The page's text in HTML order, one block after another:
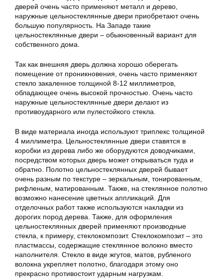
дверей очень часто применяют металл и дерево,
наружные цельностеклянные двери приобретают очень
большую популярность. На Западе такие
цельностеклянные двери – обыкновенный вариант для
собственного дома.
Так как внешняя дверь должна хорошо оберегать
помещение от проникновения, очень часто применяют
стекло закаленное толщиной 8-12 миллиметров,
обладающее очень высокой прочностью. Очень часто
наружные цельностеклянные двери делают из
противоударного или пулестойкого стекла.
В виде материала иногда используют триплекс толщиной
4 миллиметра. Цельностеклянные двери ставятся в
коробки из дерева либо же оборудуются доводчиками,
посредством которых дверь может открываться туда и
обратно. Полотно цельностеклянных дверей бывает
очень разным по текстуре – зеркальным, тонированным,
рифленым, матированным. Также, на стеклянное полотно
возможно нанесение цветных аппликаций. Для
отделочных работ также используются накладки из
дорогих пород дерева. Также, для оформления
цельностеклянных дверей применяют производные
стекла, к примеру, стеклокомпозит. Стеклокомпозит – это
пластмассы, содержащие стеклянное волокно вместо
наполнителя. Стекло в виде жгутов, матов, рубленого
волокна укрепляет полотно, благодаря этому оно
прекрасно противостоит ударным нагрузкам.